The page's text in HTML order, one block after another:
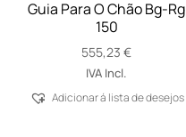
Guia Para O Chão Bg-Rg
150
555,23€
IVA Incl.
Adicionar á lista de desejos